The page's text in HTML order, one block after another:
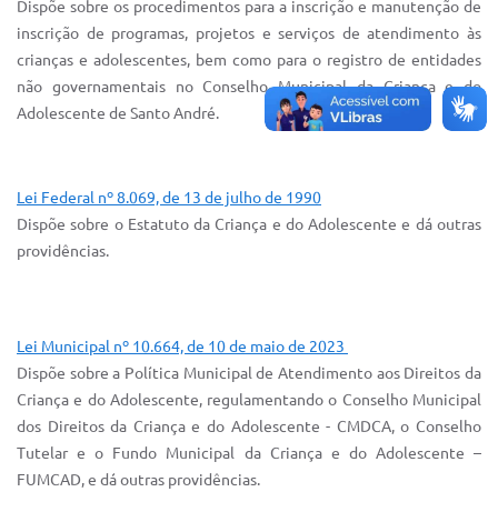
Mobilidade Urbana Sustentável
Ouvidoria da Cidade
Portal da Educação
Quadra Fiscal
Sistema Colab
Dispõe sobre os procedimentos para a inscrição e manutenção de
inscrição de programas, projetos e serviços de atendimento às
crianças e adolescentes, bem como para o registro de entidades
não governamentais no Conselho Municipal da Criança e do
Adolescente de Santo André.
Lei Federal nº 8.069, de 13 de julho de 1990
Dispõe sobre o Estatuto da Criança e do Adolescente e dá outras
providências.
Lei Municipal nº 10.664, de 10 de maio de 2023
Dispõe sobre a Política Municipal de Atendimento aos Direitos da
Criança e do Adolescente, regulamentando o Conselho Municipal
dos Direitos da Criança e do Adolescente - CMDCA, o Conselho
Tutelar e o Fundo Municipal da Criança e do Adolescente –
FUMCAD, e dá outras providências.